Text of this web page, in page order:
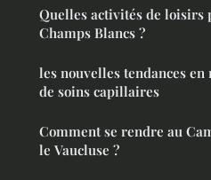
Quelles activités de loisirs
Champs Blancs ?
les nouvelles tendances
de soins capillaires
Comment se rendre au
le Vaucluse ?